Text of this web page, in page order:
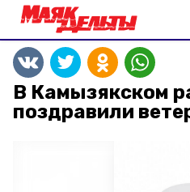
В Камызякском
поздравили